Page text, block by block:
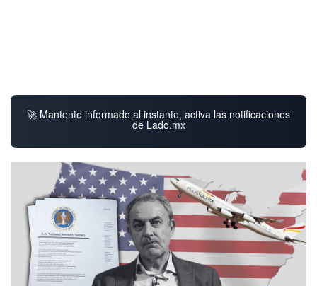
🚀 Mantente informado al instante, activa las notificaciones
de Lado.mx